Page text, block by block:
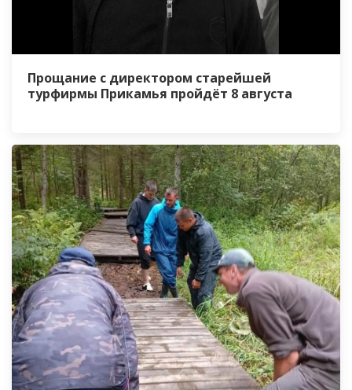
Прощание с директором старейшей
турфирмы Прикамья пройдёт 8 августа